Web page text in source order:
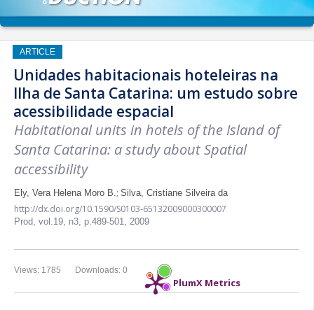
ARTICLE
Unidades habitacionais hoteleiras na
Ilha de Santa Catarina: um estudo sobre
acessibilidade espacial
Habitational units in hotels of the Island of
Santa Catarina: a study about Spatial
accessibility
Ely, Vera Helena Moro B.; Silva, Cristiane Silveira da
http://dx.doi.org/10.1590/S0103-65132009000300007
Prod, vol.19, n3, p.489-501, 2009
PlumX Metrics
Downloads: 0
Views: 1785